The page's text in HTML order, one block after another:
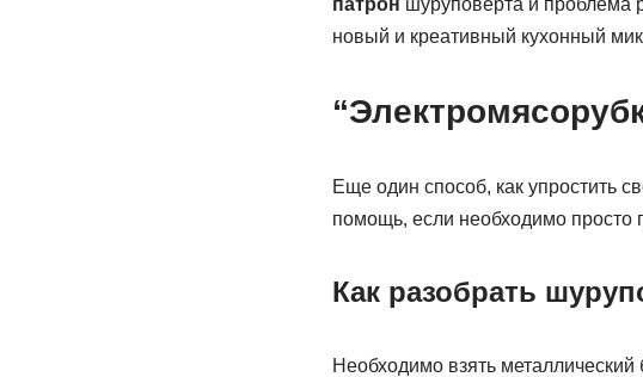
патрон шуруповерта и проблема
новый и креативный кухонный
Еще один способ, как упростить
помощь, если необходимо просто
Как разобрать
Необходимо взять